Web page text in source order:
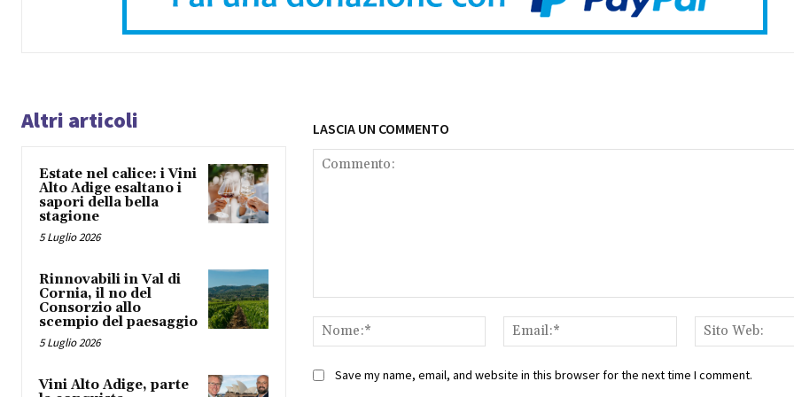
Altri articoli
Estate nel calice: i Vini
Alto Adige esaltano i
sapori della bella
stagione
5 Luglio 2026
Rinnovabili in Val di
Cornia, il no del
Consorzio allo
scempio del paesaggio
5 Luglio 2026
Vini Alto Adige, parte
LASCIA UN COMMENTO
Nome:*
Email:*
Save my name, email, and website in this browser for the next time I comment.